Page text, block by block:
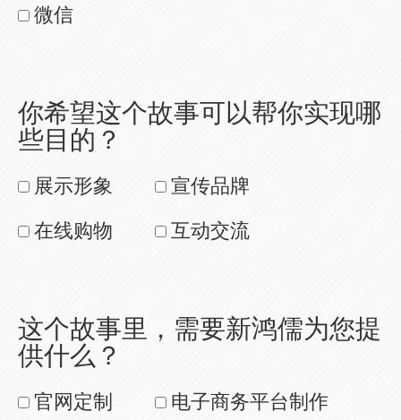
微信
你希望这个故事可以帮你实现哪
些目的？
展示形象
宣传品牌
在线购物
互动交流
这个故事里，需要新鸿儒为您提
供什么？
官网定制
电子商务平台制作